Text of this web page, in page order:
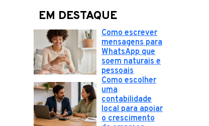
EM DESTAQUE
Como escrever
mensagens para
WhatsApp que
soem naturais e
pessoais
Como escolher
uma
contabilidade
local para apoiar
o crescimento